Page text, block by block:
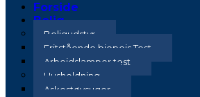
Forside
Bolig
Boligudstyr
Fritstående biopejs Test
Arbejdslamper test
Husholdning
Askestøvsuger